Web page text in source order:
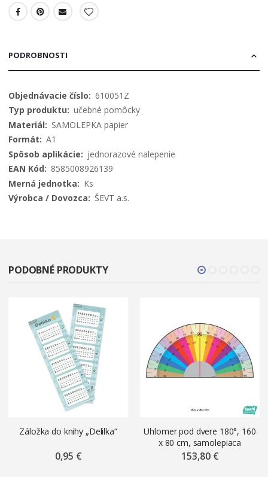
PODROBNOSTI
Viac
informácií
610051Z
učebné pomôcky
SAMOLEPKA papier
A1
jednorazové nalepenie
8585008926139
Ks
ŠEVT a.s.
PODOBNÉ PRODUKTY
Záložka do knihy „Delilka“
0,95 €
Uhlomer pod dvere 180°, 160
x 80 cm, samolepiaca
nálepka na podlahu ŠEVT
153,80 €